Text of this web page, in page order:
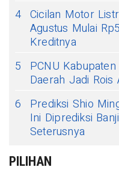
4 Cicilan Motor
Agustus Mulai
Kreditnya
5
PCNU
Daerah Jadi
6
Prediksi Shio
Ini Diprediksi
Seterusnya
PILIHAN